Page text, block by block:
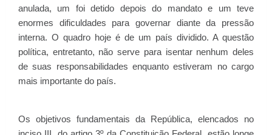
anulada, um foi detido depois do mandato e um teve
enormes dificuldades para governar diante da pressão
interna. O quadro hoje é de um país dividido. A questão
política, entretanto, não serve para isentar nenhum deles
de suas responsabilidades enquanto estiveram no cargo
mais importante do país.
Os objetivos fundamentais da República, elencados no